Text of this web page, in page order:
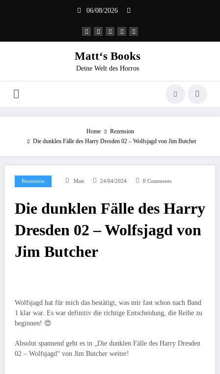
06/08/2026
Matt‘s Books
Deine Welt des Horros
Home
Rezension
Die dunklen Fälle des Harry Dresden 02 – Wolfsjagd von Jim Butcher
Rezension Matt 24/04/2024 0 Comments
Die dunklen Fälle des Harry
Dresden 02 – Wolfsjagd von
Jim Butcher
Wolfsjagd hat für mich das bestätigt, was mir fast schon nach Band
1 klar war. Es war definitiv die richtige Entscheidung, die Reihe zu
beginnen! 😍
Absolut spannend geht es in „Die dunklen Fälle des Harry Dresden
02 – Wolfsjagd“ von Jim Butcher weiter!